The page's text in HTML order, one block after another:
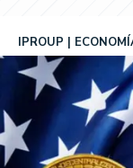
IPROUP